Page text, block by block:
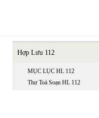
Hợp Lưu 112
MỤC LỤC HL 112
Thư Toà Soạn HL 112